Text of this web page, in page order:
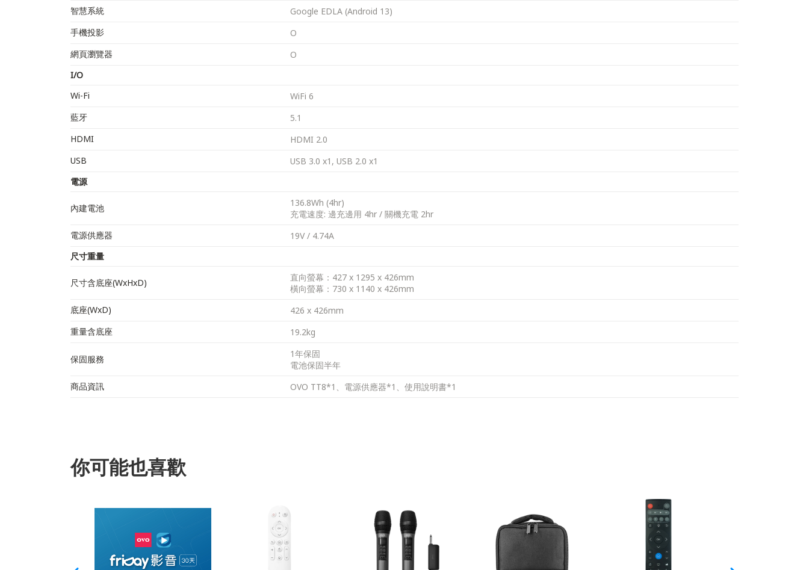
智慧系統
Google EDLA (Android 13)
手機投影
O
網頁瀏覽器
O
I/O
Wi-Fi
WiFi 6
藍牙
5.1
HDMI
HDMI 2.0
USB
USB 3.0 x1, USB 2.0 x1
電源
內建電池
136.8Wh (4hr)
充電速度: 邊充邊用 4hr / 關機充電 2hr
電源供應器
19V / 4.74A
尺寸重量
尺寸含底座(WxHxD)
直向螢幕：427 x 1295 x 426mm
橫向螢幕：730 x 1140 x 426mm
底座(WxD)
426 x 426mm
重量含底座
19.2kg
保固服務
1年保固
電池保固半年
商品資訊
OVO TT8*1、電源供應器*1、使用說明書*1
你可能也喜歡